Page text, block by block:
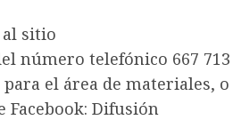
sitio
número telefónico 667 713
para el área de materiales, o
Difusión